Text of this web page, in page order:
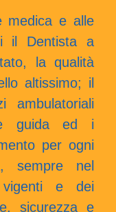
medica e alle
il Dentista a
la qualità
altissimo; il
ambulatoriali
guida ed i
per ogni
sempre nel
vigenti e dei
sicurezza e